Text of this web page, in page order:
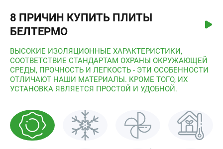
8 ПРИЧИН КУПИТЬ ПЛИТЫ
БЕЛТЕРМО
ВЫСОКИЕ ИЗОЛЯЦИОННЫЕ ХАРАКТЕРИСТИКИ,
СООТВЕТСТВИЕ СТАНДАРТАМ ОХРАНЫ ОКРУЖАЮЩЕЙ
СРЕДЫ, ПРОЧНОСТЬ И ЛЕГКОСТЬ - ЭТИ ОСОБЕННОСТИ
ОТЛИЧАЮТ НАШИ МАТЕРИАЛЫ. КРОМЕ ТОГО, ИХ
УСТАНОВКА ЯВЛЯЕТСЯ ПРОСТОЙ И УДОБНОЙ.